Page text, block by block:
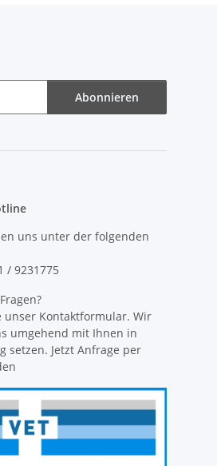
Abonnieren
uns unter der folgenden
/ 9231775
unser Kontaktformular. Wir
umgehend mit Ihnen in
setzen. Jetzt Anfrage per